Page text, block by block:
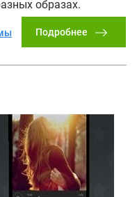
образах.
Подробнее